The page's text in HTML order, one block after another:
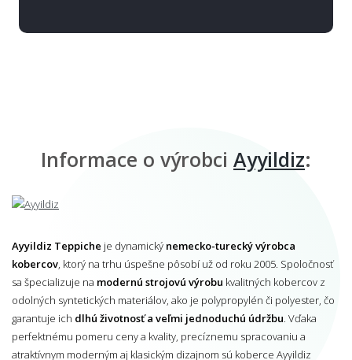
Informace o výrobci Ayyildiz:
Ayyildiz Teppiche je dynamický nemecko-turecký výrobca
kobercov, ktorý na trhu úspešne pôsobí už od roku 2005. Spoločnosť
sa špecializuje na modernú strojovú výrobu kvalitných kobercov z
odolných syntetických materiálov, ako je polypropylén či polyester, čo
garantuje ich dlhú životnosť a veľmi jednoduchú údržbu. Vďaka
perfektnému pomeru ceny a kvality, precíznemu spracovaniu a
atraktívnym moderným aj klasickým dizajnom sú koberce Ayyildiz